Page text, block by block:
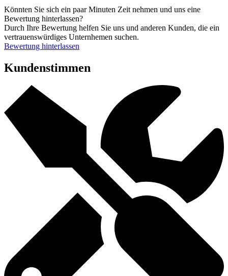
Könnten Sie sich ein paar Minuten Zeit nehmen und uns eine
Bewertung hinterlassen?
Durch Ihre Bewertung helfen Sie uns und anderen Kunden, die ein
vertrauenswürdiges Unternhemen suchen.
Bewertung hinterlassen
Kundenstimmen